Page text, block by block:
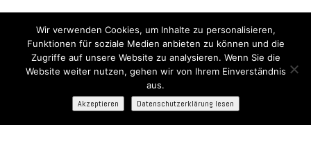
Wir verwenden Cookies, um Inhalte zu personalisieren,
Funktionen für soziale Medien anbieten zu können und die
Zugriffe auf unsere Website zu analysieren. Wenn Sie die
Website weiter nutzen, gehen wir von Ihrem Einverständnis
aus.
Akzeptieren
Datenschutzerklärung lesen